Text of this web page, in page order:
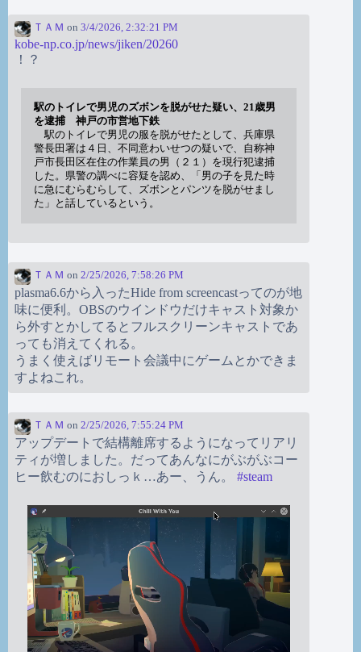
ＴＡＭ on 3/4/2026, 2:32:21 PM
kobe-np.co.jp/news/jiken/20260
！？
駅のトイレで男児のズボンを脱がせた疑い、21歳男
を逮捕 神戸の市営地下鉄
駅のトイレで男児の服を脱がせたとして、兵庫県
警長田署は４日、不同意わいせつの疑いで、自称神
戸市長田区在住の作業員の男（２１）を現行犯逮捕
した。県警の調べに容疑を認め、「男の子を見た時
に急にむらむらして、ズボンとパンツを脱がせまし
た」と話しているという。
ＴＡＭ on 2/25/2026, 7:58:26 PM
plasma6.6から入ったHide from screencastってのが地
味に便利。OBSのウインドウだけキャスト対象か
ら外すとかしてるとフルスクリーンキャストであ
っても消えてくれる。
うまく使えばリモート会議中にゲームとかできま
すよねこれ。
ＴＡＭ on 2/25/2026, 7:55:24 PM
アップデートで結構離席するようになってリアリ
ティが増しました。だってあんなにがぶがぶコー
ヒー飲むのにおしっｋ…あー、うん。 #steam